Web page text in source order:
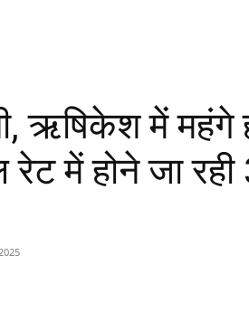
ऋषिकेश में महंगे
रेट में होने जा